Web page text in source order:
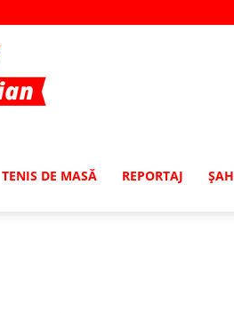
TENIS DE MASĂ REPORTAJ ŞAH